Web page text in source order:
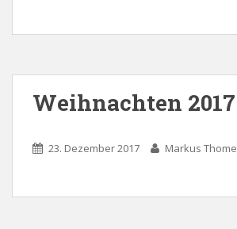
Weihnachten 2017
23. Dezember 2017 Markus Thome